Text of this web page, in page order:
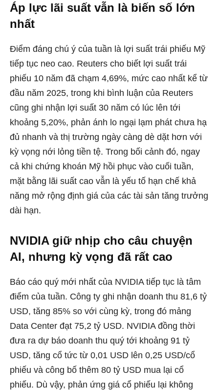
Áp lực lãi suất vẫn là biến số lớn
nhất
Điểm đáng chú ý của tuần là lợi suất trái phiếu Mỹ
tiếp tục neo cao. Reuters cho biết lợi suất trái
phiếu 10 năm đã chạm 4,69%, mức cao nhất kể từ
đầu năm 2025, trong khi bình luận của Reuters
cũng ghi nhận lợi suất 30 năm có lúc lên tới
khoảng 5,20%, phản ánh lo ngại lạm phát chưa hạ
đủ nhanh và thị trường ngày càng dè dặt hơn với
kỳ vọng nới lỏng tiền tệ. Trong bối cảnh đó, ngay
cả khi chứng khoán Mỹ hồi phục vào cuối tuần,
mặt bằng lãi suất cao vẫn là yếu tố hạn chế khả
năng mở rộng định giá của các tài sản tăng trưởng
dài hạn.
NVIDIA giữ nhịp cho câu chuyện
AI, nhưng kỳ vọng đã rất cao
Báo cáo quý mới nhất của NVIDIA tiếp tục là tâm
điểm của tuần. Công ty ghi nhận doanh thu 81,6 tỷ
USD, tăng 85% so với cùng kỳ, trong đó mảng
Data Center đạt 75,2 tỷ USD. NVIDIA đồng thời
đưa ra dự báo doanh thu quý tới khoảng 91 tỷ
USD, tăng cổ tức từ 0,01 USD lên 0,25 USD/cổ
phiếu và công bố thêm 80 tỷ USD mua lại cổ
phiếu. Dù vậy, phản ứng giá cổ phiếu lại không